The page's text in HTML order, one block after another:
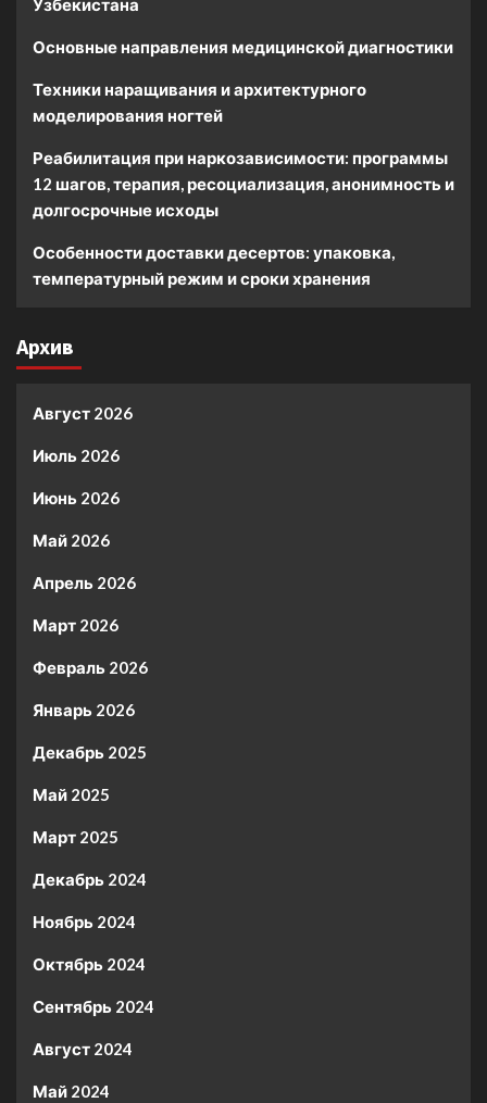
Узбекистана
Основные направления медицинской диагностики
Техники наращивания и архитектурного
моделирования ногтей
Реабилитация при наркозависимости: программы
12 шагов, терапия, ресоциализация, анонимность и
долгосрочные исходы
Особенности доставки десертов: упаковка,
температурный режим и сроки хранения
Архив
Август 2026
Июль 2026
Июнь 2026
Май 2026
Апрель 2026
Март 2026
Февраль 2026
Январь 2026
Декабрь 2025
Май 2025
Март 2025
Декабрь 2024
Ноябрь 2024
Октябрь 2024
Сентябрь 2024
Август 2024
Май 2024